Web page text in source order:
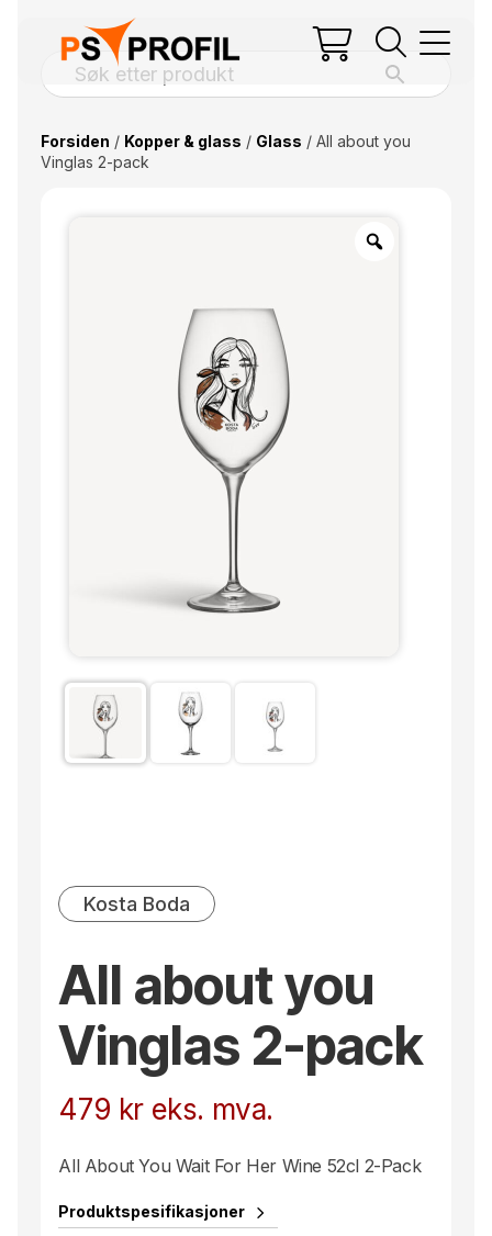
Forsiden / Kopper & glass / Glass / All about you
Vinglas 2-pack
Kosta Boda
All about you
Vinglas 2-pack
479 kr eks. mva.
All About You Wait For Her Wine 52cl 2-Pack
Produktspesifikasjoner